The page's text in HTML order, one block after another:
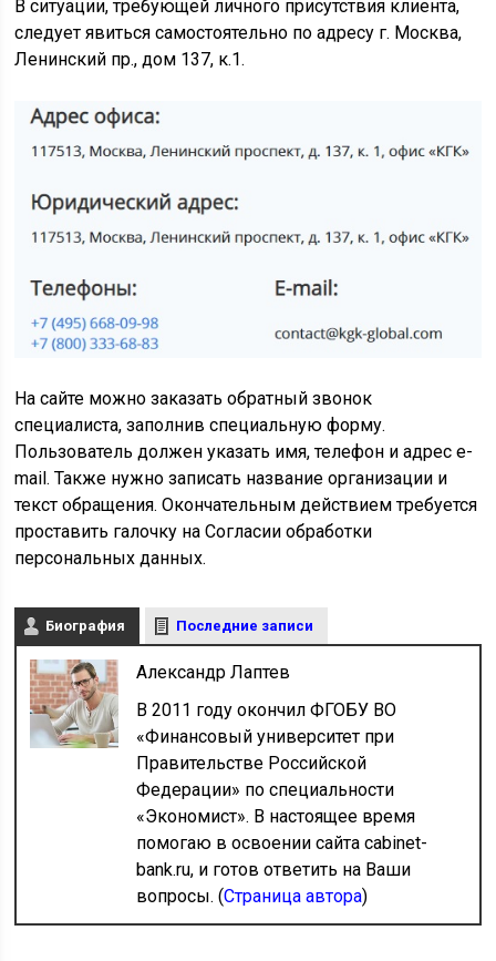
В ситуации, требующей личного присутствия клиента,
следует явиться самостоятельно по адресу г. Москва,
Ленинский пр., дом 137, к.1.
На сайте можно заказать обратный звонок
специалиста, заполнив специальную форму.
Пользователь должен указать имя, телефон и адрес e-
mail. Также нужно записать название организации и
текст обращения. Окончательным действием требуется
проставить галочку на Согласии обработки
персональных данных.
Биография Последние записи
Александр Лаптев
В 2011 году окончил ФГОБУ ВО
«Финансовый университет при
Правительстве Российской
Федерации» по специальности
«Экономист». В настоящее время
помогаю в освоении сайта cabinet-
bank.ru, и готов ответить на Ваши
вопросы. (Страница автора)